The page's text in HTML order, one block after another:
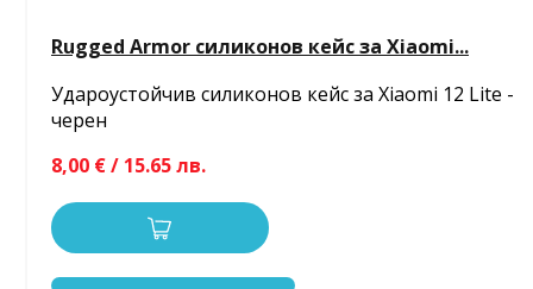
Rugged Armor силиконов кейс за Xiaomi...
Удароустойчив силиконов кейс за Xiaomi 12 Lite -
черен
8,00 € / 15.65 лв.